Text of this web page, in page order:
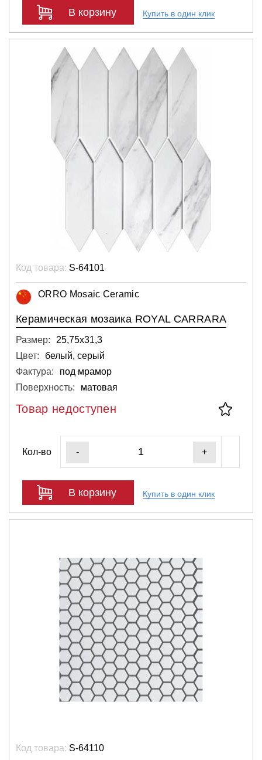
В корзину Купить в один клик
Код товара: S-64101
ORRO Mosaic Ceramic
Керамическая мозаика ROYAL СARRARA
Размер:
25,75х31,3
Цвет:
белый, серый
Фактура:
под мрамор
Поверхность:
матовая
Товар недоступен
Кол-во - +
В корзину Купить в один клик
Код товара: S-64110